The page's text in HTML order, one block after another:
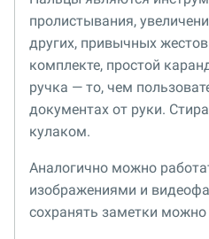
пролистывания,
других, привычных
комплекте, простой
ручка — то, чем
документах от руки.
кулаком.
Аналогично можно
изображениями и
сохранять заметки